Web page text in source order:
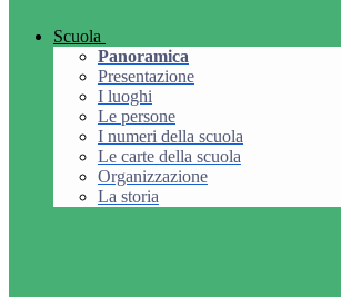
Scuola
Panoramica
Presentazione
I luoghi
Le persone
I numeri della scuola
Le carte della scuola
Organizzazione
La storia